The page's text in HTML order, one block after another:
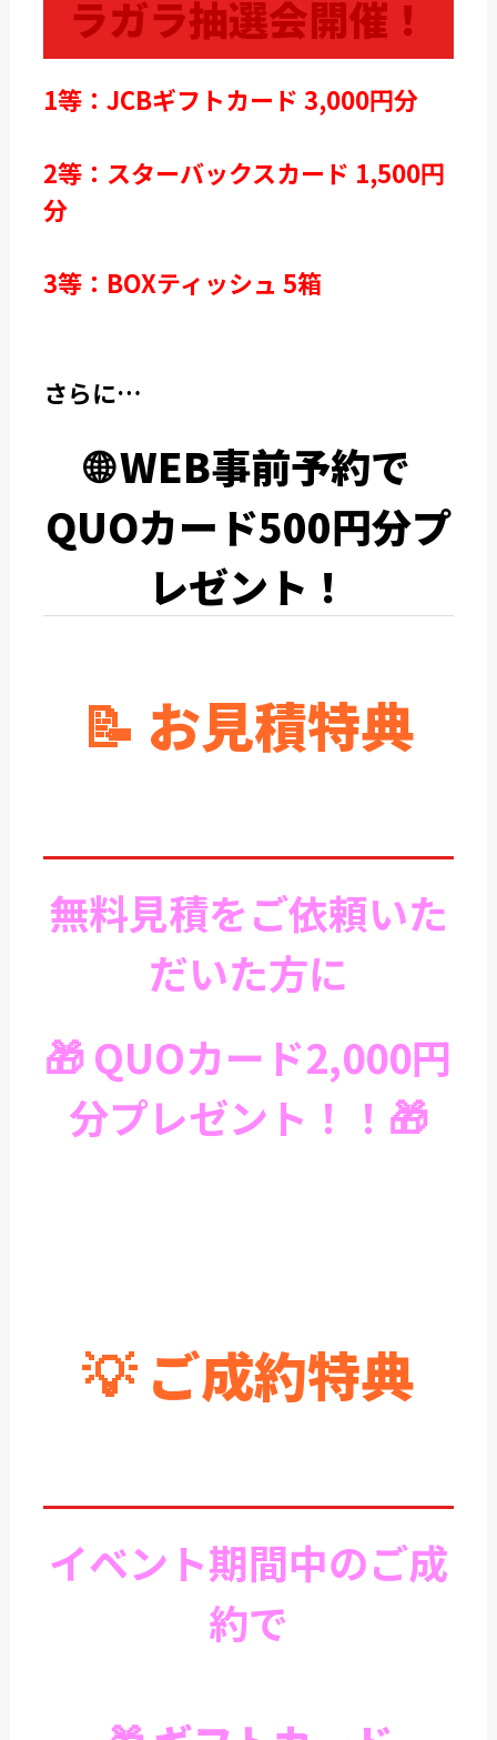
ラガラ抽選会開催！
1等：JCBギフトカード 3,000円分
2等：スターバックスカード 1,500円
分
3等：BOXティッシュ 5箱
さらに…
🌐WEB事前予約で
QUOカード500円分プ
レゼント！
📝 お見積特典
無料見積をご依頼いた
だいた方に
🎁QUOカード2,000円
分プレゼント！！ 🎁
💡 ご成約特典
イベント期間中のご成
約で